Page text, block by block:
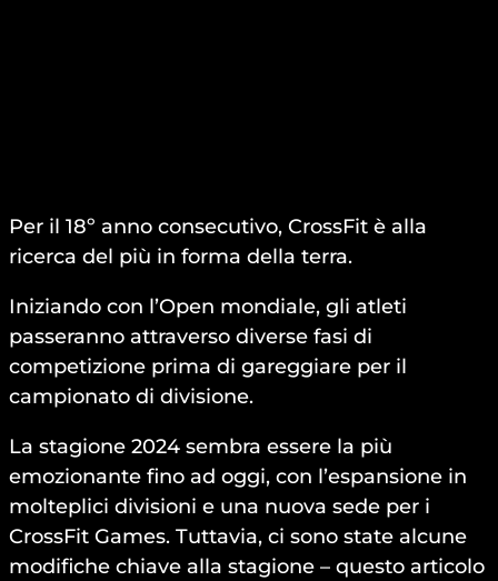
Per il 18º anno consecutivo, CrossFit è alla
ricerca del più in forma della terra.
Iniziando con l’Open mondiale, gli atleti
passeranno attraverso diverse fasi di
competizione prima di gareggiare per il
campionato di divisione.
La stagione 2024 sembra essere la più
emozionante fino ad oggi, con l’espansione in
molteplici divisioni e una nuova sede per i
CrossFit Games. Tuttavia, ci sono state alcune
modifiche chiave alla stagione – questo articolo